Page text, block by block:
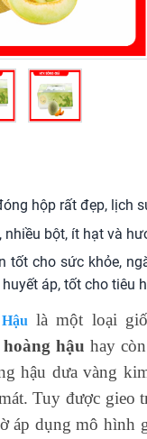
hộp rất đẹp, lịch
nhiều bột, ít hạt và
tốt cho sức khỏe,
áp, tốt cho tiêu
là một loại
hậu hay
hậu dưa vàng
Tuy được gieo
áp dụng mô hình